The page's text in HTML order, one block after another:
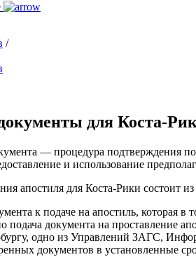
/
для Коста-
— процедура подтверждения
и использование
апостиля для Коста-Рики состоит
к подаче на апостиль, которая в
подача документа на проставление
одно из Управлений ЗАГС,
документов в установленные